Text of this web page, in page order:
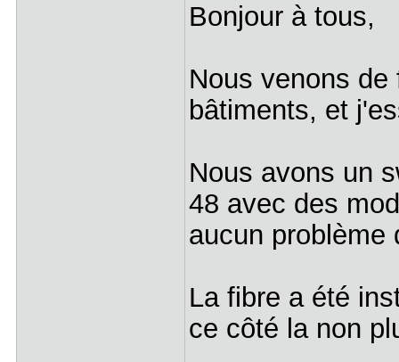
Bonjour à tous,
Nous venons
bâtiments, et
Nous avons un
48 avec des
aucun problème
La fibre a été
ce côté la non